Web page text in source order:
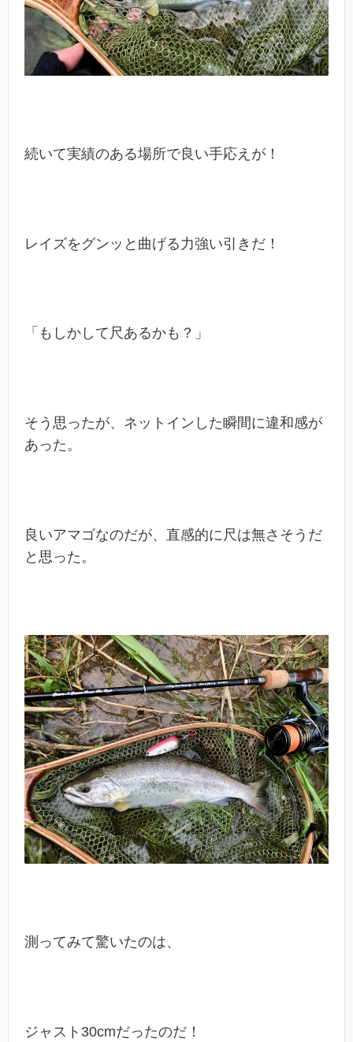
続いて実績のある場所で良い手応えが！
レイズをグンッと曲げる力強い引きだ！
「もしかして尺あるかも？」
そう思ったが、ネットインした瞬間に違和感が
あった。
良いアマゴなのだが、直感的に尺は無さそうだ
と思った。
測ってみて驚いたのは、
ジャスト30cmだったのだ！